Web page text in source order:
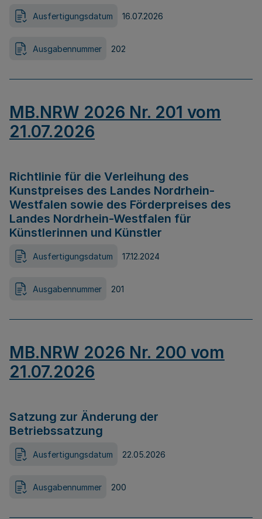
Ausfertigungsdatum 16.07.2026
Ausgabennummer 202
MB.NRW 2026 Nr. 201 vom
21.07.2026
Richtlinie für die Verleihung des
Kunstpreises des Landes Nordrhein-
Westfalen sowie des Förderpreises des
Landes Nordrhein-Westfalen für
Künstlerinnen und Künstler
Ausfertigungsdatum 17.12.2024
Ausgabennummer 201
MB.NRW 2026 Nr. 200 vom
21.07.2026
Satzung zur Änderung der
Betriebssatzung
Ausfertigungsdatum 22.05.2026
Ausgabennummer 200